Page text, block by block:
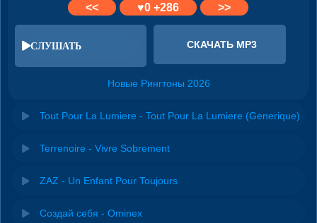
<<
♥0+286 >>
СЛУШАТЬ СКАЧАТЬ MP3
Новые Рингтоны 2026
Tout Pour La Lumiere - Tout Pour La Lumiere (Generique)
Terrenoire - Vivre Sobrement
ZAZ - Un Enfant Pour Toujours
Создай себя - Ominex